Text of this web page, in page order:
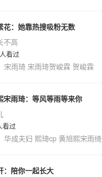
花：她靠热搜吸粉无数
不高
看过
宋雨琦 宋雨琦贺峻霖 贺峻霖
宋雨琦：等风等雨等来你
看过
华成夫妇 熙琦cp 黄旭熙宋雨绮
：陪你一起长大